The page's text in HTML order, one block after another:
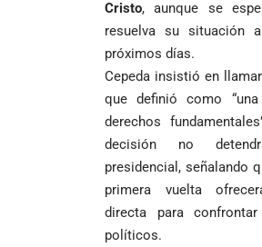
Cristo, aunque se
resuelva su situación
próximos días.
Cepeda insistió en
que definió como
derechos
decisión no
presidencial, señalando
primera vuelta
directa para
políticos.